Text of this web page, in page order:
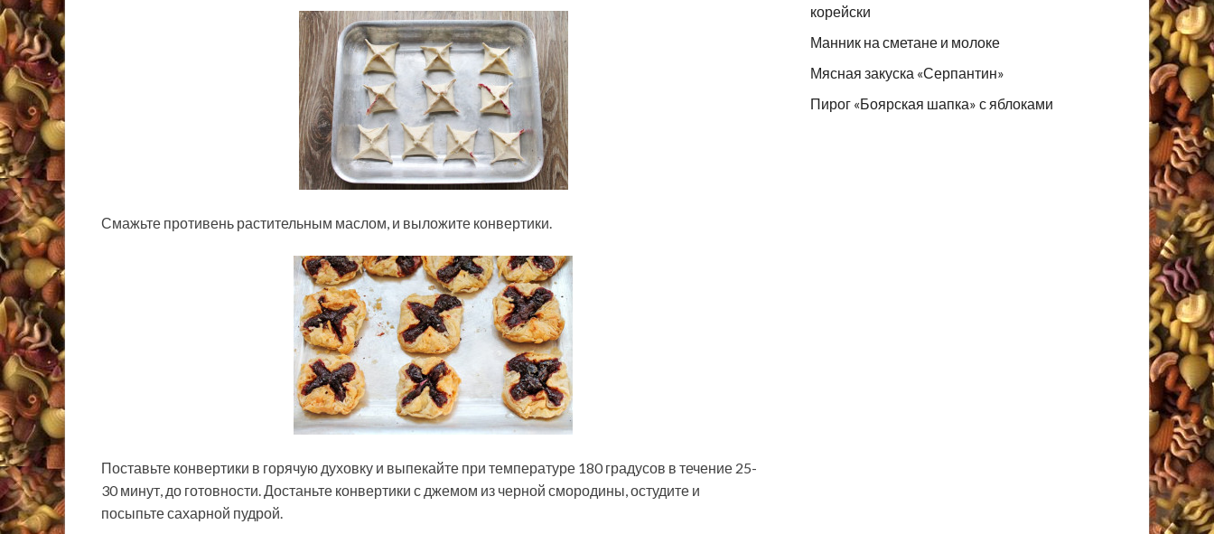
Смажьте противень растительным маслом, и выложите конвертики.
Поставьте конвертики в горячую духовку и выпекайте при температуре 180 градусов в течение 25-
30 минут, до готовности. Достаньте конвертики с джемом из черной смородины, остудите и
посыпьте сахарной пудрой.
корейски
Манник на сметане и молоке
Мясная закуска «Серпантин»
Пирог «Боярская шапка» с яблоками